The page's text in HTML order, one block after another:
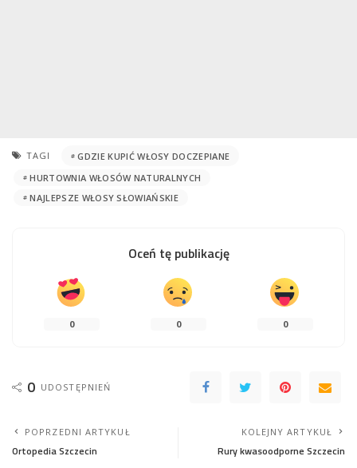
TAGI
GDZIE KUPIĆ WŁOSY DOCZEPIANE
HURTOWNIA WŁOSÓW NATURALNYCH
NAJLEPSZE WŁOSY SŁOWIAŃSKIE
Oceń tę publikację
0 0 0
0 UDOSTĘPNIEŃ
POPRZEDNI ARTYKUŁ
Ortopedia Szczecin
KOLEJNY ARTYKUŁ
Rury kwasoodporne Szczecin